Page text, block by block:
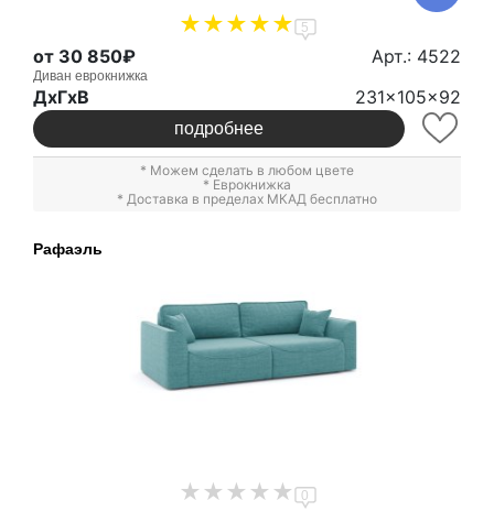
5
от 30 850₽ Арт.: 4522
Диван еврокнижка
ДxГxВ 231x105x92
подробнее
* Можем сделать в любом цвете
* Еврокнижка
* Доставка в пределах МКАД бесплатно
Рафаэль
0